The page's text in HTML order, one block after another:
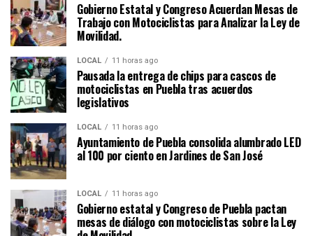
Gobierno Estatal y Congreso Acuerdan Mesas de
Trabajo con Motociclistas para Analizar la Ley de
Movilidad.
LOCAL 11 horas ago
Pausada la entrega de chips para cascos de
motociclistas en Puebla tras acuerdos
legislativos
LOCAL 11 horas ago
Ayuntamiento de Puebla consolida alumbrado LED
al 100 por ciento en Jardines de San José
LOCAL 11 horas ago
Gobierno estatal y Congreso de Puebla pactan
mesas de diálogo con motociclistas sobre la Ley